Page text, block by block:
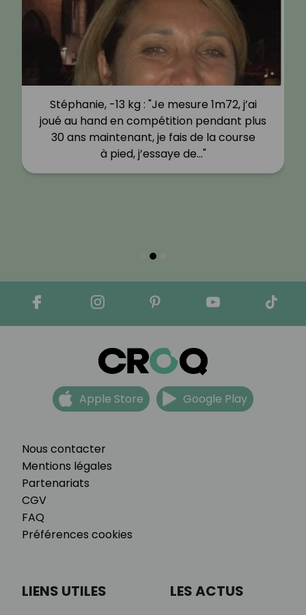
Stéphanie, -13 kg : "Je mesure 1m72, j’ai
joué au hand en compétition pendant plus
30 ans maintenant, je fais de la course
à pied, j’essaye de…"
Nous contacter
Mentions légales
Partenariats
CGV
FAQ
Préférences cookies
Apple Store Google Play
LIENS UTILES LES ACTUS